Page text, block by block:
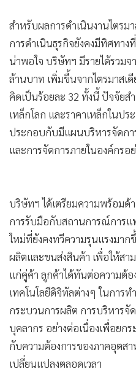
•
News1
• Gotomanager
สำหรับผลการดำเนินงานไตรม
การดำเนินธุรกิจยังคงมีทิศทาง
น่าพอใจ บริษัทฯ มีรายได้รวมจ
ล้านบาท เพิ่มขึ้นจากไตรมาส
คิดเป็นร้อยละ 32 ทั้งนี้ ปัจจัยส
เหล็กโลก และราคาเหล็กในป
ประกอบกับมีแผนบริหารจัดก
และการจัดการภายในองค์กรอ
บริษัทฯ ได้เตรียมความพร้อมด้
การรับมือกับสถานการณ์การแ
ใหม่ที่ยังคงทวีความรุนแรงมา
ผลิตและขนส่งสินค้า เพื่อให้สา
แก่คู่ค้า ลูกค้าได้ทันต่อความต้
เทคโนโลยีดิจิทัลต่างๆ ในการ
กระบวนการผลิต การบริหาร
บุคลากร อย่างต่อเนื่องเพื่อยก
กับความต้องการของภาคอุตส
เปลี่ยนแปลงตลอดเวลา